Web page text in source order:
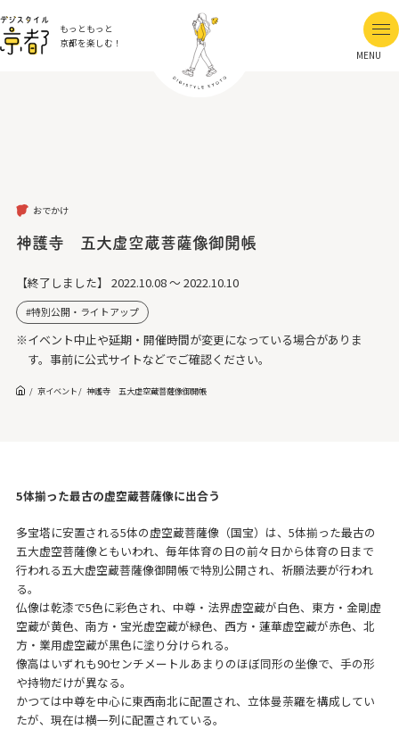
もっともっと
京都を楽しむ！
MENU
おでかけ
神護寺 五大虚空蔵菩薩像御開帳
【終了しました】 2022.10.08 ～ 2022.10.10
特別公開・ライトアップ
※イベント中止や延期・開催時間が変更になっている場合がありま
す。事前に公式サイトなどでご確認ください。
京イベント 神護寺 五大虚空蔵菩薩像御開帳
5体揃った最古の虚空蔵菩薩像に出合う
多宝塔に安置される5体の虚空蔵菩薩像（国宝）は、5体揃った最古の
五大虚空菩薩像ともいわれ、毎年体育の日の前々日から体育の日まで
行われる五大虚空蔵菩薩像御開帳で特別公開され、祈願法要が行われ
る。
仏像は乾漆で5色に彩色され、中尊・法界虚空蔵が白色、東方・金剛虚
空蔵が黄色、南方・宝光虚空蔵が緑色、西方・蓮華虚空蔵が赤色、北
方・業用虚空蔵が黒色に塗り分けられる。
像高はいずれも90センチメートルあまりのほぼ同形の坐像で、手の形
や持物だけが異なる。
かつては中尊を中心に東西南北に配置され、立体曼荼羅を構成してい
たが、現在は横一列に配置されている。